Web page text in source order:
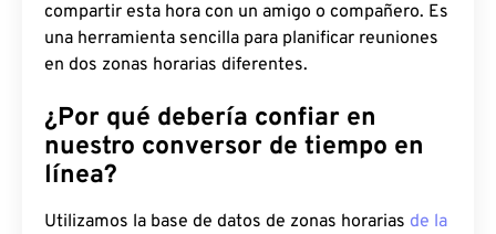
compartir esta hora con un amigo o compañero. Es
una herramienta sencilla para planificar reuniones
en dos zonas horarias diferentes.
¿Por qué debería confiar en
nuestro conversor de tiempo en
línea?
Utilizamos la base de datos de zonas horarias de la